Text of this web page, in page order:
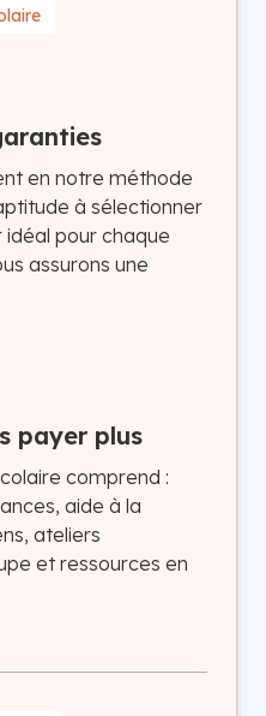
en notre méthode
à sélectionner
pour chaque
assurons une
payer plus
comprend :
aide à la
ateliers
et ressources en